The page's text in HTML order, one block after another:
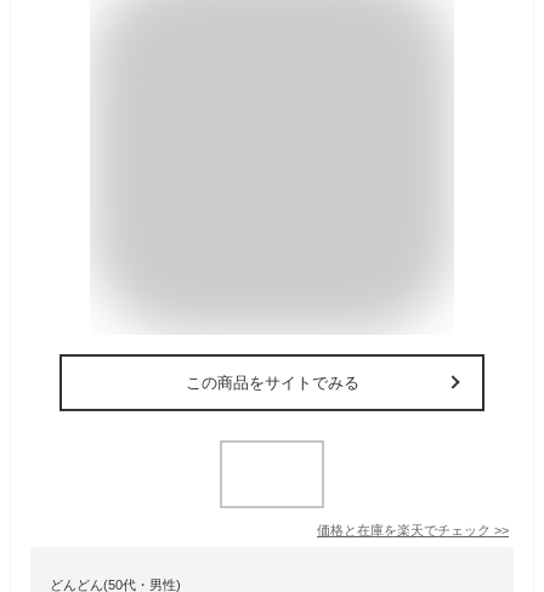
この商品をサイトでみる
価格と在庫を楽天でチェック >>
どんどん(50代・男性)